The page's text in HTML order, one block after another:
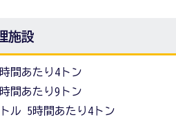
施設
間あたり4トン
間あたり9トン
ル 5時間あたり4トン